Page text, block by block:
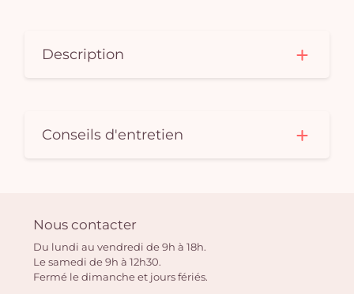
Description
Conseils d'entretien
Nous contacter
Du lundi au vendredi de 9h à 18h.
Le samedi de 9h à 12h30.
Fermé le dimanche et jours fériés.